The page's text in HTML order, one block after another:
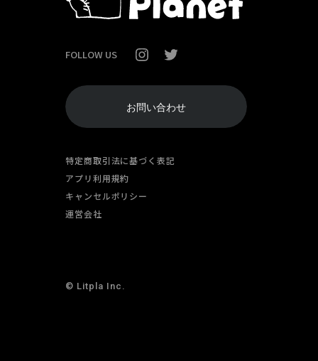
FOLLOW US
お問い合わせ
特定商取引法に基づく表記
アプリ利用規約
キャンセルポリシー
運営会社
© Litpla Inc.